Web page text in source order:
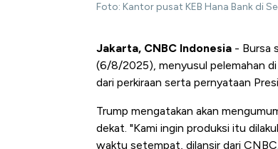
Foto: Kantor pusat KEB Hana Bank di
Jakarta, CNBC Indonesia - Bursa
(6/8/2025), menyusul pelemahan
dari perkiraan serta pernyataan
Trump mengatakan akan
dekat. "Kami ingin produksi itu
waktu setempat, dilansir dari